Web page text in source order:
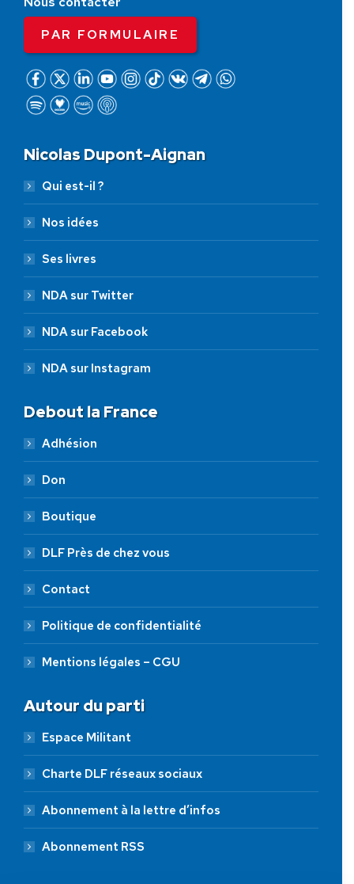
PAR FORMULAIRE
Nicolas Dupont-Aignan
Qui est-il ?
Nos idées
Ses livres
NDA sur Twitter
NDA sur Facebook
NDA sur Instagram
Debout la France
Adhésion
Don
Boutique
DLF Près de chez vous
Contact
Politique de confidentialité
Mentions légales – CGU
Autour du parti
Espace Militant
Charte DLF réseaux sociaux
Abonnement à la lettre d’infos
Abonnement RSS